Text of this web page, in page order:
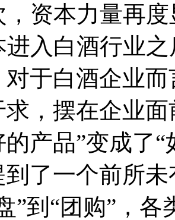
资本力量再度
入白酒行业之
对于白酒企业
求，摆在企业
产品”变成了
了一个前所
”到“团购”，